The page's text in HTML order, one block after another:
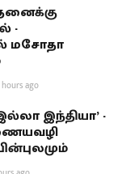
-
மசோதா
hours ago
இந்தியா’ -